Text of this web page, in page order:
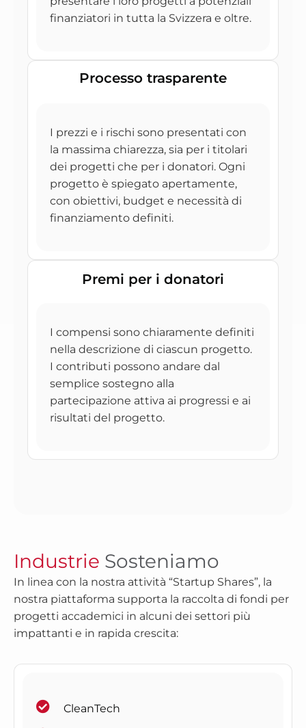
finanziatori in tutta la Svizzera e oltre.
Processo trasparente
I prezzi e i rischi sono presentati con
la massima chiarezza, sia per i titolari
dei progetti che per i donatori. Ogni
progetto è spiegato apertamente,
con obiettivi, budget e necessità di
finanziamento definiti.
Premi per i donatori
I compensi sono chiaramente definiti
nella descrizione di ciascun progetto.
I contributi possono andare dal
semplice sostegno alla
partecipazione attiva ai progressi e ai
risultati del progetto.
Industrie Sosteniamo
In linea con la nostra attività “Startup Shares”, la
nostra piattaforma supporta la raccolta di fondi per
progetti accademici in alcuni dei settori più
impattanti e in rapida crescita:
CleanTech